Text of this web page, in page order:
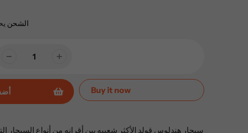
الشحن
Buy it now
سيجار هندلوس قولد الأكثر شعبيه بين أقرانه من أنواع السيجار